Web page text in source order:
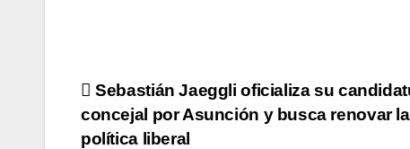
Navegación
de
Sebastián Jaeggli oficializa su
concejal por Asunción y busca renovar la
política liberal